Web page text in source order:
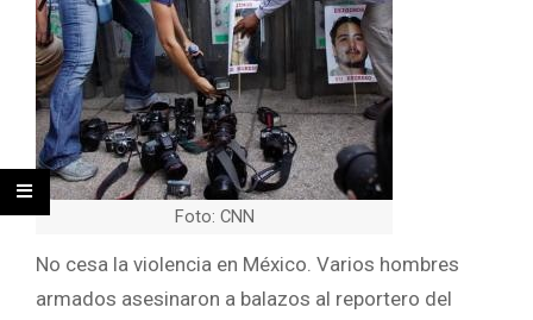
Foto: CNN
No cesa la violencia en México. Varios hombres
armados asesinaron a balazos al reportero del